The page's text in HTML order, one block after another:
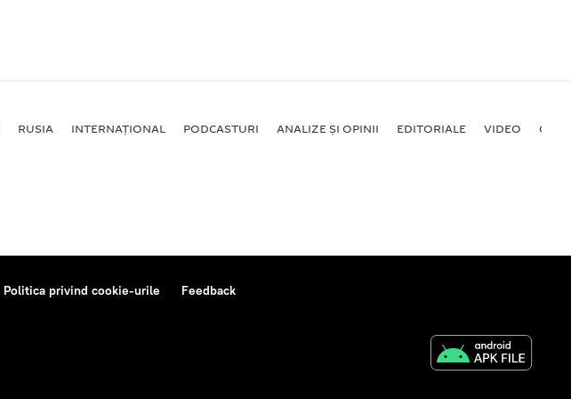
RUSIA INTERNAȚIONAL PODCASTURI ANALIZE ȘI OPINII EDITORIALE VIDEO
Politica privind cookie-urile Feedback